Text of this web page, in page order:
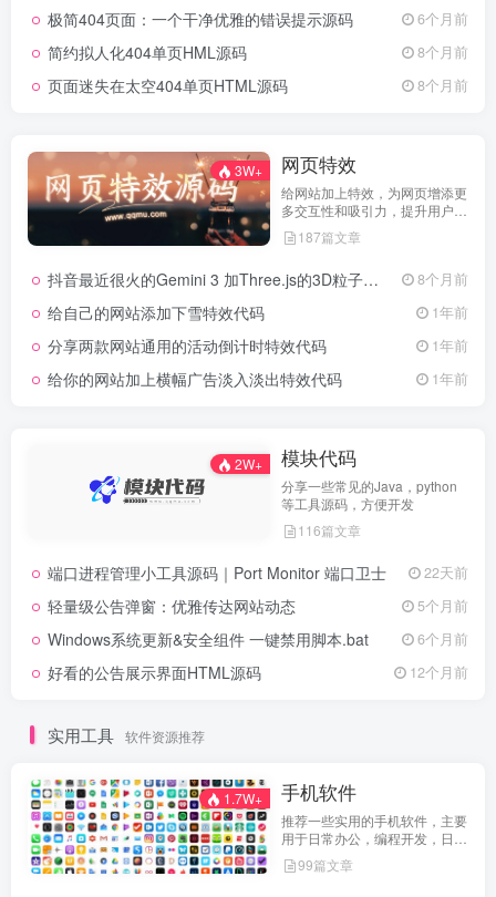
极简404页面：一个干净优雅的错误提示源码 6个月前
简约拟人化404单页HML源码 8个月前
页面迷失在太空404单页HTML源码 8个月前
3W+ 网页特效
给网站加上特效，为网页增添更
多交互性和吸引力，提升用户体
验 187篇文章
抖音最近很火的Gemini 3 加Three.js的3D粒子交互代码 共十三款 8个月前
给自己的网站添加下雪特效代码 1年前
分享两款网站通用的活动倒计时特效代码 1年前
给你的网站加上横幅广告淡入淡出特效代码 1年前
2W+ 模块代码
分享一些常见的Java，python
等工具源码，方便开发
116篇文章
端口进程管理小工具源码｜Port Monitor 端口卫士 22天前
轻量级公告弹窗：优雅传达网站动态 5个月前
Windows系统更新&安全组件 一键禁用脚本.bat 6个月前
好看的公告展示界面HTML源码 12个月前
实用工具 软件资源推荐
1.7W+ 手机软件
推荐一些实用的手机软件，主要
用于日常办公，编程开发，日常
维护，娱乐等等
99篇文章